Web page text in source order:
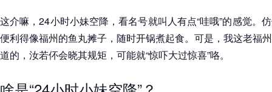
这介嘛，24小时小妹空降，看名号就叫人有点“哇哦”的感觉。
便利得像福州的鱼丸摊子，随时开锅煮起食。可是，我这老福
道的，汝若伓会晓其规矩，可能就“惊吓大过惊喜”咯。